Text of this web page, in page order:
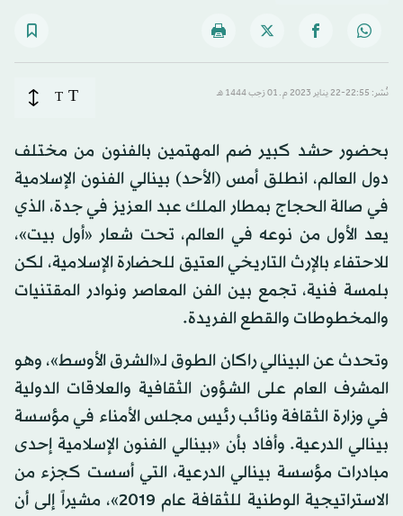
نُشر: 22:55-22 يناير 2023 م ـ 01 رَجب 1444 هـ T
T
بحضور حشد كبير ضم المهتمين بالفنون من مختلف
دول العالم، انطلق أمس (الأحد) بينالي الفنون الإسلامية
في صالة الحجاج بمطار الملك عبد العزيز في جدة، الذي
يعد الأول من نوعه في العالم، تحت شعار «أول بيت»،
للاحتفاء بالإرث التاريخي العتيق للحضارة الإسلامية، لكن
بلمسة فنية، تجمع بين الفن المعاصر ونوادر المقتنيات
والمخطوطات والقطع الفريدة.
وتحدث عن البينالي راكان الطوق لـ«الشرق الأوسط»، وهو
المشرف العام على الشؤون الثقافية والعلاقات الدولية
في وزارة الثقافة ونائب رئيس مجلس الأمناء في مؤسسة
بينالي الدرعية. وأفاد بأن «بينالي الفنون الإسلامية إحدى
مبادرات مؤسسة بينالي الدرعية، التي أسست كجزء من
الاستراتيجية الوطنية للثقافة عام 2019»، مشيراً إلى أن